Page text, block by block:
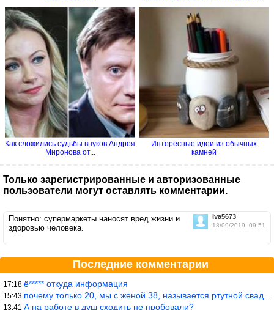
Как сложились судьбы внуков Андрея
Миронова от...
Интересные идеи из обычных
камней
Только зарегистрированные и авторизованные
пользователи могут оставлять комментарии.
iva5673
18/09/2019, 09:51
Понятно: супермаркеты наносят вред жизни и
здоровью человека.
Последние комментарии
17:18 ё***** откуда информация
15:43 почему только 20, мы с женой 38, называется ртутной свадьбой, гр
13:41 А на работе в душ сходить не пробовали?